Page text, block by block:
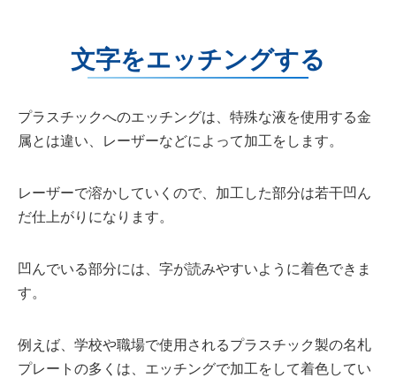
文字をエッチングする
プラスチックへのエッチングは、特殊な液を使用する金
属とは違い、レーザーなどによって加工をします。
レーザーで溶かしていくので、加工した部分は若干凹ん
だ仕上がりになります。
凹んでいる部分には、字が読みやすいように着色できま
す。
例えば、学校や職場で使用されるプラスチック製の名札
プレートの多くは、エッチングで加工をして着色してい